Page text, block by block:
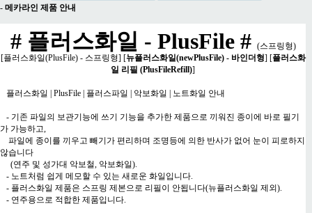
- 메카라인 제품 안내
# 플러스화일 - PlusFile # (스프링형)
[플러스화일(PlusFile) - 스프링형] [뉴플러스화일(newPlusFile) - 바인더형] [플러스화
일 리필 (PlusFileRefill)]
플러스화일 | PlusFile | 플러스파일 | 악보화일 | 노트화일 안내
- 기존 파일의 보관기능에 쓰기 기능을 추가한 제품으로 끼워진 종이에 바로 필기
가 가능하고,
파일에 종이를 끼우고 빼기가 편리하며 조명등에 의한 반사가 없어 눈이 피로하지
않습니다
(연주 및 성가대 악보철, 악보화일).
- 노트처럼 쉽게 메모할 수 있는 새로운 화일입니다.
- 플러스화일 제품은 스프링 제본으로 리필이 안됩니다(뉴플러스화일 제외).
- 연주용으로 적합한 제품입니다.